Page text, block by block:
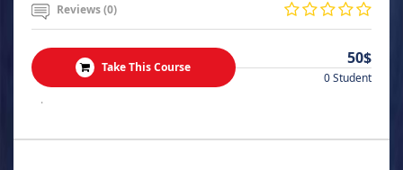
Reviews (0)
Take This Course 50$
0 Student
.